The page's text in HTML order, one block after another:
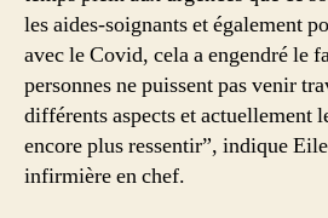
les aides-soignants et également
avec le Covid, cela a engendré le
personnes ne puissent pas venir
différents aspects et actuellement
encore plus ressentir”, indique
infirmière en chef.